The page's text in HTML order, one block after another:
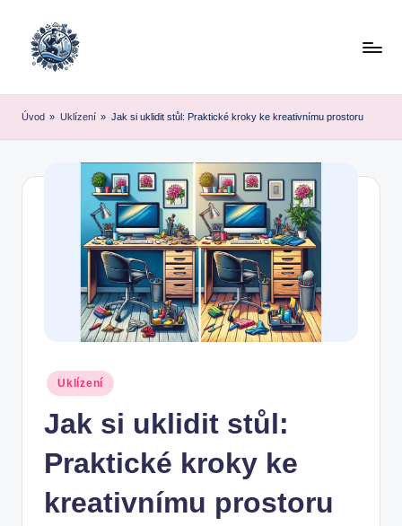
Úvod » Uklízení » Jak si uklidit stůl: Praktické kroky ke kreativnímu prostoru
Posted
in
Uklízení
Jak si uklidit stůl:
Praktické kroky ke
kreativnímu prostoru